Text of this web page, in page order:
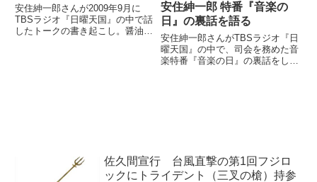
安住紳一郎さんが2009年9月に
TBSラジオ『日曜天国』の中で話
したトークの書き起こし。醤油マ
安住紳一郎 特番『音楽の
日』の裏話を語る
安住紳一郎さんがTBSラジオ『日
曜天国』の中で、司会を務めた音
楽特番『音楽の日』の裏話をして
佐久間宣行 台風直撃の第1回フジロ
ックにトライデント（三叉の槍）持参